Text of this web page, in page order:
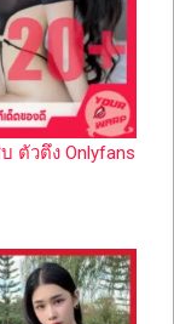
ตัวตึง Onlyfans